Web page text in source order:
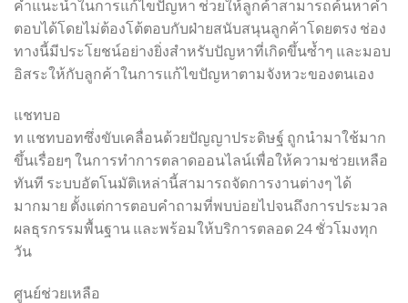
คำแนะนำในการแก้ไขปัญหา ช่วยให้ลูกค้าสามารถค้นหาคำ
ตอบได้โดยไม่ต้องโต้ตอบกับฝ่ายสนับสนุนลูกค้าโดยตรง ช่อง
ทางนี้มีประโยชน์อย่างยิ่งสำหรับปัญหาที่เกิดขึ้นซ้ำๆ และมอบ
อิสระให้กับลูกค้าในการแก้ไขปัญหาตามจังหวะของตนเอง
แชทบอ
ท แชทบอทซึ่งขับเคลื่อนด้วยปัญญาประดิษฐ์ ถูกนำมาใช้มาก
ขึ้นเรื่อยๆ ในการทำการตลาดออนไลน์เพื่อให้ความช่วยเหลือ
ทันที ระบบอัตโนมัติเหล่านี้สามารถจัดการงานต่างๆ ได้
มากมาย ตั้งแต่การตอบคำถามที่พบบ่อยไปจนถึงการประมวล
ผลธุรกรรมพื้นฐาน และพร้อมให้บริการตลอด 24 ชั่วโมงทุก
วัน
ศูนย์ช่วยเหลือ